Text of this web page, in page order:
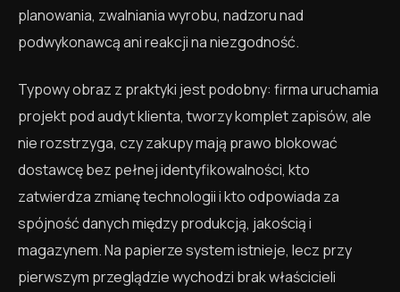
planowania, zwalniania wyrobu, nadzoru nad
podwykonawcą ani reakcji na niezgodność.
Typowy obraz z praktyki jest podobny: firma uruchamia
projekt pod audyt klienta, tworzy komplet zapisów, ale
nie rozstrzyga, czy zakupy mają prawo blokować
dostawcę bez pełnej identyfikowalności, kto
zatwierdza zmianę technologii i kto odpowiada za
spójność danych między produkcją, jakością i
magazynem. Na papierze system istnieje, lecz przy
pierwszym przeglądzie wychodzi brak właścicieli